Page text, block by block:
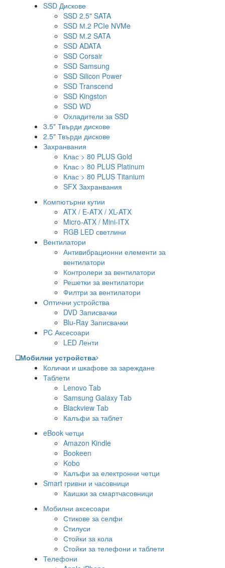
SSD Дискове
SSD 2.5" SATA
SSD М.2 PCIe NVMe
SSD М.2 SATA
SSD ADATA
SSD Corsair
SSD Samsung
SSD Silicon Power
SSD Transcend
SSD Kingston
SSD WD
Охладители за SSD
3.5" Твърди дискове
2.5" Твърди дискове
Захранвания
Клас > 80 PLUS Gold
Клас > 80 PLUS Platinum
Клас > 80 PLUS Titanium
SFX Захранвания
Компютърни кутии
ATX / E-ATX / XL-ATX
Micro-ATX / Mini-ITX
RGB LED светлини
Вентилатори
Антивибрационни елементи за
вентилатори
Контролери за вентилатори
Решетки за вентилатори
Филтри за вентилатори
Оптични устройства
DVD Записвачки
Blu-Ray Записвачки
PC Аксесоари
LED Ленти
Мобилни устройства
Колички и шкафове за зареждане
Таблети
Lenovo Tab
Samsung Galaxy Tab
Blackview Tab
Калъфи за таблет
eBook четци
Amazon Kindle
Bookeen
Kobo
Калъфи за електронни четци
Smart гривни и часовници
Каишки за смартчасовници
Мобилни аксесоари
Стикове за селфи
Стилуси
Стойки за кола
Стойки за телефони и таблети
Телефони